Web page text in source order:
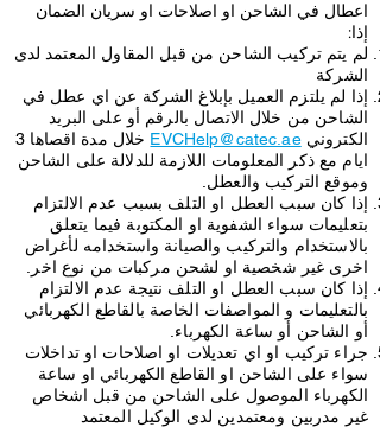
اعطال في الشاحن او اصلاحات او سريان الضمان
إذا:
لم يتم تركيب الشاحن من قبل المقاول المعتمد لدى
الشركة
إذا لم يلتزم العميل بإبلاغ الشركة عن اي عطل في
الشاحن من خلال الاتصال بالرقم أو على البريد
الكترونيEVCHelp@catec.ae
خلال مدة اقصاها 3
ايام مع ذكر المعلومات اللازمة للدلالة على الشاحن
وموقع التركيب والعطل.
إذا كان سبب العطل او التلف بسبب عدم الالتزام
بتعليمات سواء الشفوية او المكتوبة فيما يتعلق
بالاستخدام والتركيب والصيانة واستخدامه لأغراض
اخرى غير شخصية او لشحن مركبات من نوع اخر.
إذا كان سبب العطل او التلف نتيجة عدم الالتزام
بالتعليمات و المواصفات الخاصة بالقاطع الكهربائي
أو الشاحن أو ساعة الكهرباء.
جراء تركيب او اي تعديلات او اصلاحات او تداخلات
سواء على الشاحن او القاطع الكهربائي او ساعة
الكهرباء الموصول على الشاحن من قبل اشخاص
غير مدربين ومعتمدين لدى الوكيل المعتمد